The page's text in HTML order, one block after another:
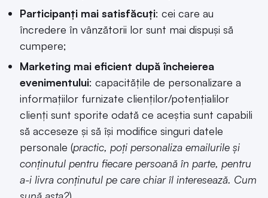
Participanți mai satisfăcuți: cei care au
încredere în vânzătorii lor sunt mai dispuși să
cumpere;
Marketing mai eficient după încheierea
evenimentului: capacitățile de personalizare a
informațiilor furnizate clienților/potențialilor
clienți sunt sporite odată ce aceștia sunt capabili
să acceseze și să își modifice singuri datele
personale (practic, poți personaliza emailurile și
conținutul pentru fiecare persoană în parte, pentru
a-i livra conținutul pe care chiar îl interesează. Cum